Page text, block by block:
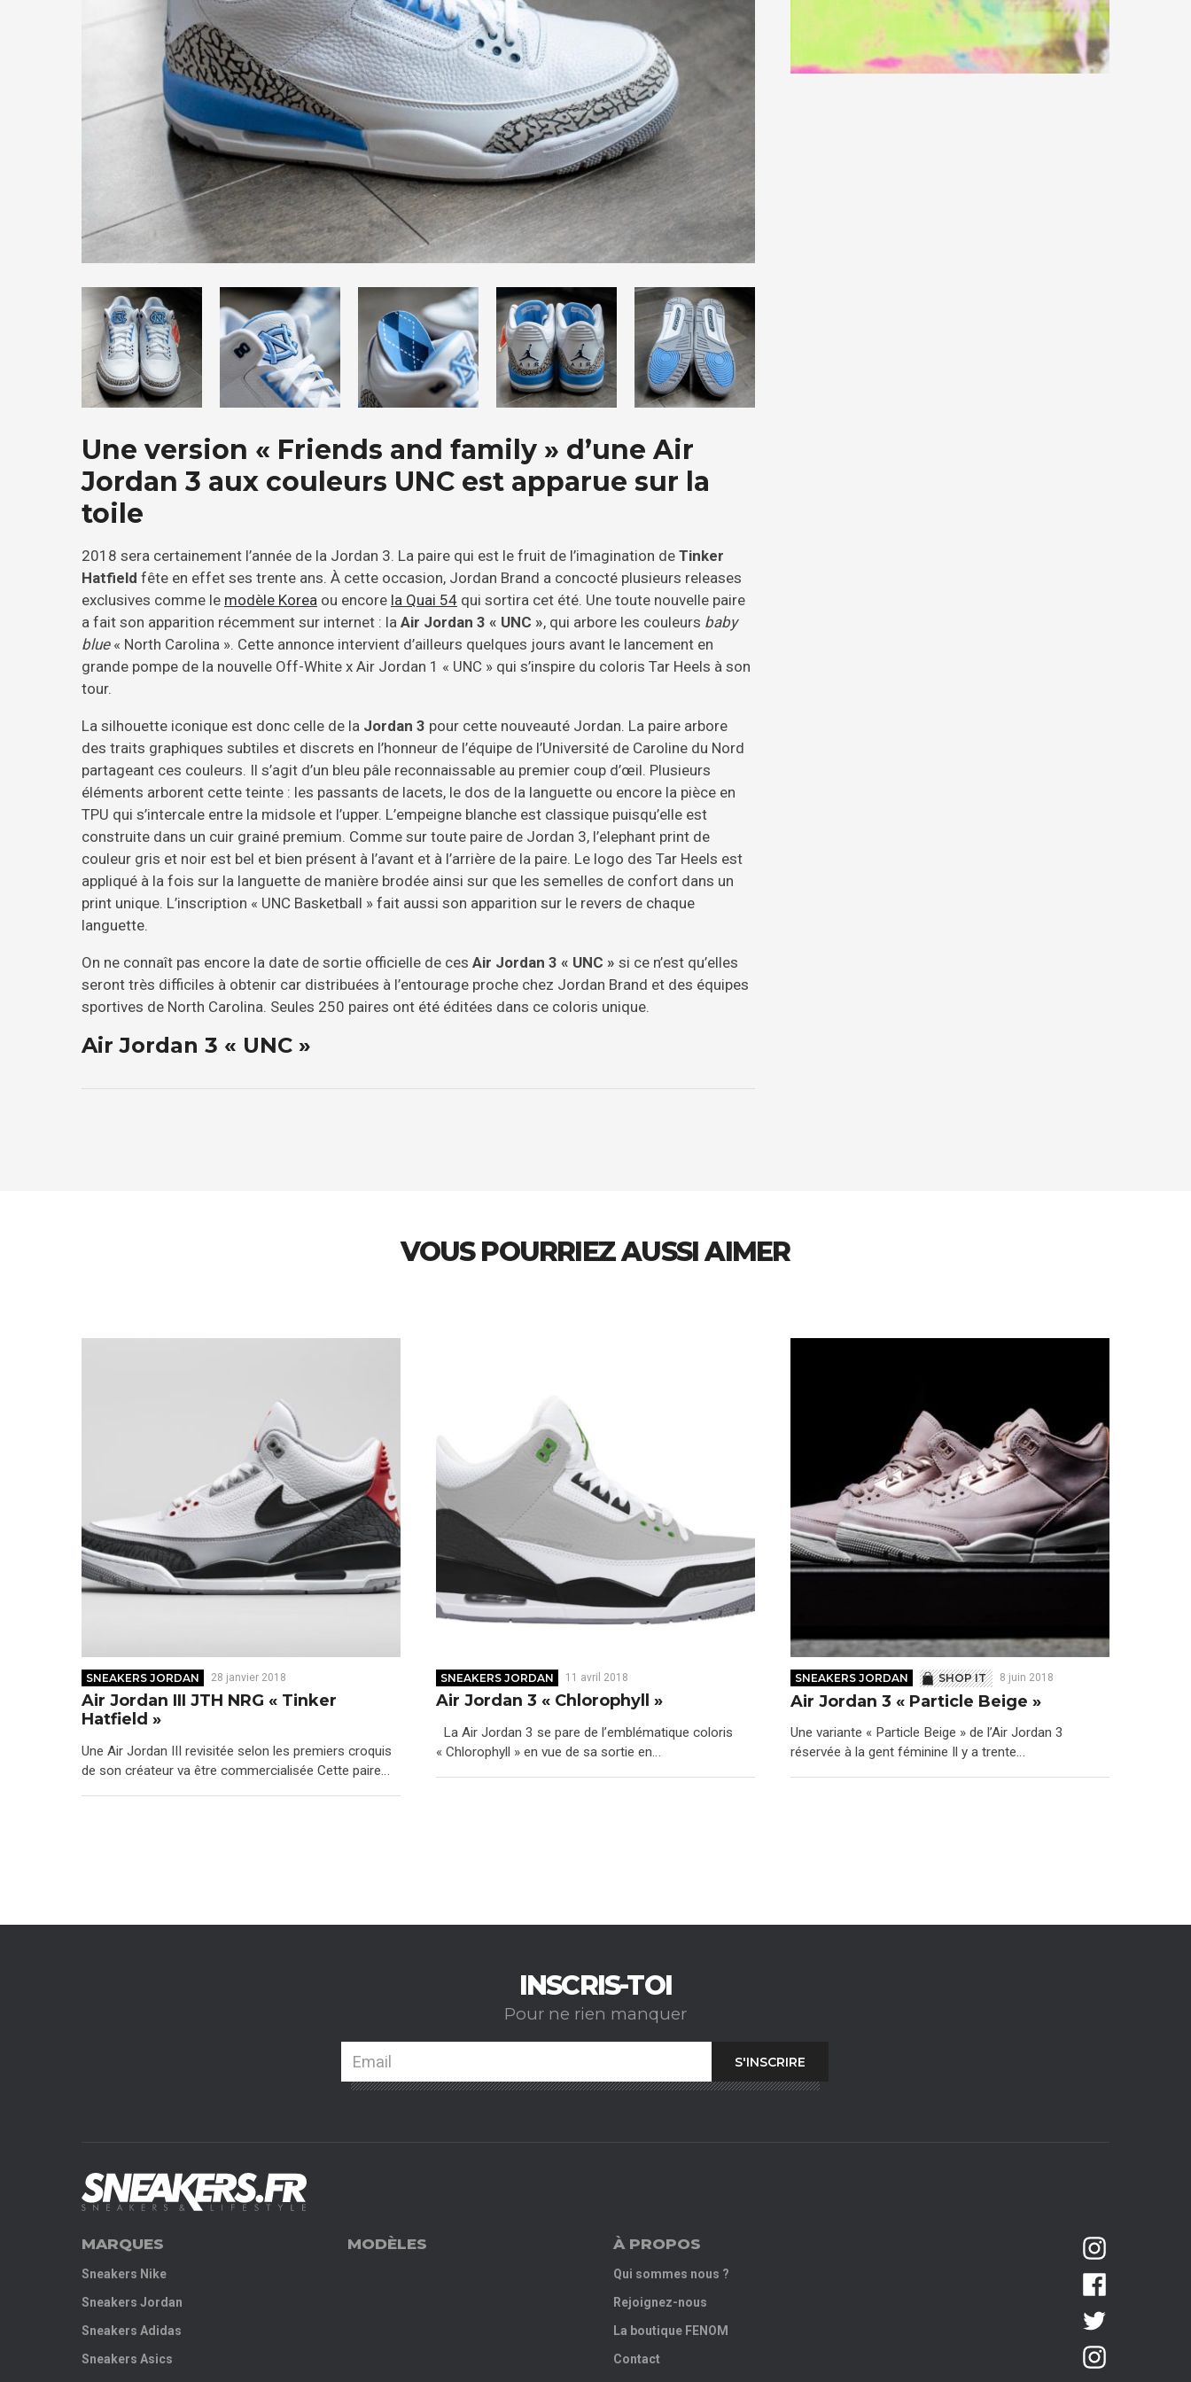
Une version « Friends and family » d’une Air
Jordan 3 aux couleurs UNC est apparue sur la
toile
2018 sera certainement l’année de la Jordan 3. La paire qui est le fruit de l’imagination de Tinker
Hatfield fête en effet ses trente ans. À cette occasion, Jordan Brand a concocté plusieurs releases
exclusives comme le modèle Korea ou encore la Quai 54 qui sortira cet été. Une toute nouvelle paire
a fait son apparition récemment sur internet : la Air Jordan 3 « UNC », qui arbore les couleurs baby
blue « North Carolina ». Cette annonce intervient d’ailleurs quelques jours avant le lancement en
grande pompe de la nouvelle Off-White x Air Jordan 1 « UNC » qui s’inspire du coloris Tar Heels à son
tour.
La silhouette iconique est donc celle de la Jordan 3 pour cette nouveauté Jordan. La paire arbore
des traits graphiques subtiles et discrets en l’honneur de l’équipe de l’Université de Caroline du Nord
partageant ces couleurs. Il s’agit d’un bleu pâle reconnaissable au premier coup d’œil. Plusieurs
éléments arborent cette teinte : les passants de lacets, le dos de la languette ou encore la pièce en
TPU qui s’intercale entre la midsole et l’upper. L’empeigne blanche est classique puisqu’elle est
construite dans un cuir grainé premium. Comme sur toute paire de Jordan 3, l’elephant print de
couleur gris et noir est bel et bien présent à l’avant et à l’arrière de la paire. Le logo des Tar Heels est
appliqué à la fois sur la languette de manière brodée ainsi sur que les semelles de confort dans un
print unique. L’inscription « UNC Basketball » fait aussi son apparition sur le revers de chaque
languette.
On ne connaît pas encore la date de sortie officielle de ces Air Jordan 3 « UNC » si ce n’est qu’elles
seront très difficiles à obtenir car distribuées à l’entourage proche chez Jordan Brand et des équipes
sportives de North Carolina. Seules 250 paires ont été éditées dans ce coloris unique.
Air Jordan 3 « UNC »
VOUS POURRIEZ AUSSI AIMER
SNEAKERS JORDAN 28 janvier 2018
Air Jordan III JTH NRG « Tinker
Hatfield »
Une Air Jordan III revisitée selon les premiers croquis
de son créateur va être commercialisée Cette paire…
SNEAKERS JORDAN 11 avril 2018
Air Jordan 3 « Chlorophyll »
La Air Jordan 3 se pare de l’emblématique coloris
« Chlorophyll » en vue de sa sortie en…
SNEAKERS JORDAN SHOP IT 8 juin 2018
Air Jordan 3 « Particle Beige »
Une variante « Particle Beige » de l’Air Jordan 3
réservée à la gent féminine Il y a trente…
INSCRIS-TOI
Pour ne rien manquer
MARQUES
Sneakers Nike
Sneakers Jordan
Sneakers Adidas
Sneakers Asics
MODÈLES À PROPOS
Qui sommes nous ?
Rejoignez-nous
La boutique FENOM
Contact